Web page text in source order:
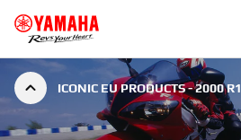
ICONIC EU PRODUCTS - 2000 R1